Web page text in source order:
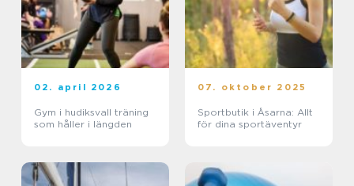
02. april 2026
Gym i hudiksvall träning
som håller i längden
07. oktober 2025
Sportbutik i Åsarna: Allt
för dina sportäventyr